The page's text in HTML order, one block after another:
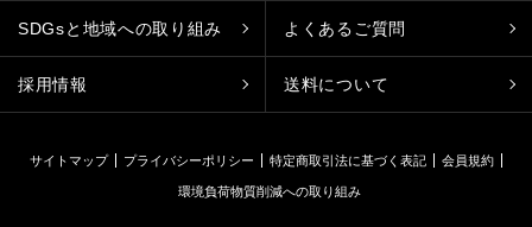
SDGsと地域への取り組み よくあるご質問
採用情報 送料について
サイトマップ プライバシーポリシー 特定商取引法に基づく表記 会員規約
環境負荷物質削減への取り組み